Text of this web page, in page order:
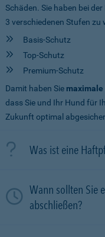
Schäden. Sie haben bei
3 verschiedenen Stufen zu
Basis-Schutz
Top-Schutz
Premium-Schutz
Damit haben Sie
dass Sie und Ihr Hund für
Zukunft optimal
Was ist eine
Wann sollten Sie
abschließen?